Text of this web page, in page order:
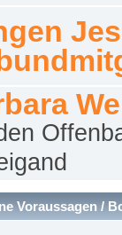
Voraussagen /